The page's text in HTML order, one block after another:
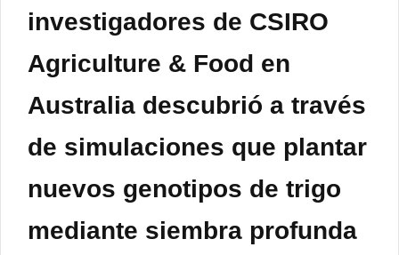
investigadores de CSIRO
Agriculture & Food en
Australia descubrió a través
de simulaciones que plantar
nuevos genotipos de trigo
mediante siembra profunda